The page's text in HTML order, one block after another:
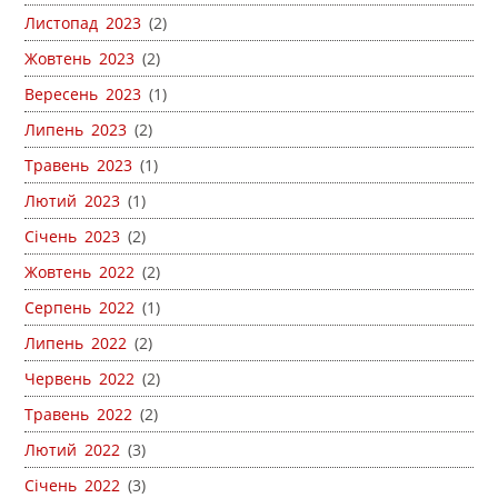
Листопад 2023 (2)
Жовтень 2023 (2)
Вересень 2023 (1)
Липень 2023 (2)
Травень 2023 (1)
Лютий 2023 (1)
Січень 2023 (2)
Жовтень 2022 (2)
Серпень 2022 (1)
Липень 2022 (2)
Червень 2022 (2)
Травень 2022 (2)
Лютий 2022 (3)
Січень 2022 (3)